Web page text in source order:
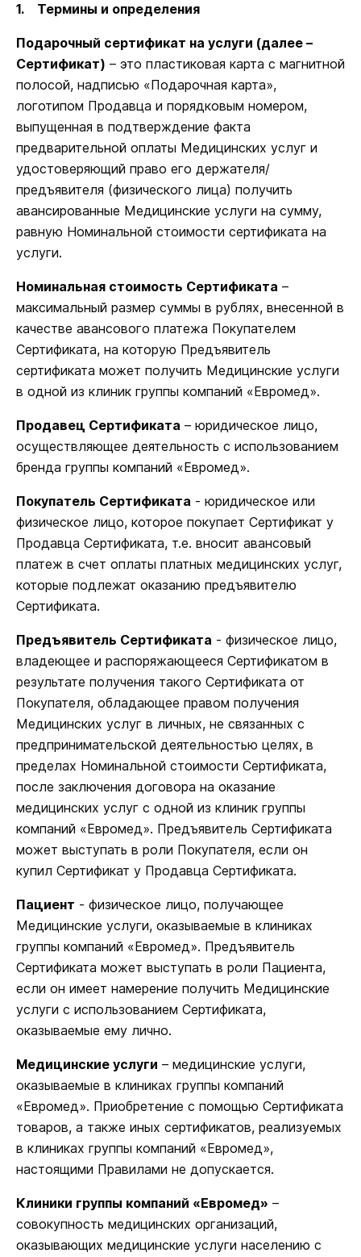
1. Термины и определения
Подарочный сертификат на услуги (далее –
Сертификат) – это пластиковая карта с магнитной
полосой, надписью «Подарочная карта»,
логотипом Продавца и порядковым номером,
выпущенная в подтверждение факта
предварительной оплаты Медицинских услуг и
удостоверяющий право его держателя/
предъявителя (физического лица) получить
авансированные Медицинские услуги на сумму,
равную Номинальной стоимости сертификата на
услуги.
Номинальная стоимость Сертификата –
максимальный размер суммы в рублях, внесенной в
качестве авансового платежа Покупателем
Сертификата, на которую Предъявитель
сертификата может получить Медицинские услуги
в одной из клиник группы компаний «Евромед».
Продавец Сертификата – юридическое лицо,
осуществляющее деятельность с использованием
бренда группы компаний «Евромед».
Покупатель Сертификата - юридическое или
физическое лицо, которое покупает Сертификат у
Продавца Сертификата, т.е. вносит авансовый
платеж в счет оплаты платных медицинских услуг,
которые подлежат оказанию предъявителю
Сертификата.
Предъявитель Сертификата - физическое лицо,
владеющее и распоряжающееся Сертификатом в
результате получения такого Сертификата от
Покупателя, обладающее правом получения
Медицинских услуг в личных, не связанных с
предпринимательской деятельностью целях, в
пределах Номинальной стоимости Сертификата,
после заключения договора на оказание
медицинских услуг с одной из клиник группы
компаний «Евромед». Предъявитель Сертификата
может выступать в роли Покупателя, если он
купил Сертификат у Продавца Сертификата.
Пациент - физическое лицо, получающее
Медицинские услуги, оказываемые в клиниках
группы компаний «Евромед». Предъявитель
Сертификата может выступать в роли Пациента,
если он имеет намерение получить Медицинские
услуги с использованием Сертификата,
оказываемые ему лично.
Медицинские услуги – медицинские услуги,
оказываемые в клиниках группы компаний
«Евромед». Приобретение с помощью Сертификата
товаров, а также иных сертификатов, реализуемых
в клиниках группы компаний «Евромед»,
настоящими Правилами не допускается.
Клиники группы компаний «Евромед» –
совокупность медицинских организаций,
оказывающих медицинские услуги населению с